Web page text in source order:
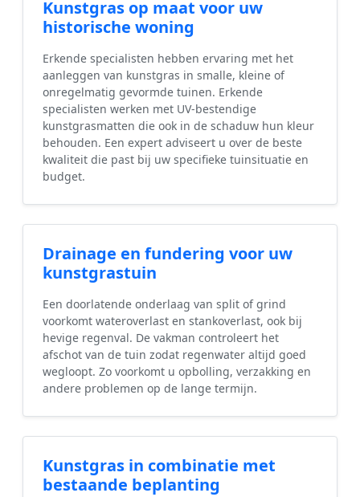
Kunstgras op maat voor uw
historische woning
Erkende specialisten hebben ervaring met het
aanleggen van kunstgras in smalle, kleine of
onregelmatig gevormde tuinen. Erkende
specialisten werken met UV-bestendige
kunstgrasmatten die ook in de schaduw hun kleur
behouden. Een expert adviseert u over de beste
kwaliteit die past bij uw specifieke tuinsituatie en
budget.
Drainage en fundering voor uw
kunstgrastuin
Een doorlatende onderlaag van split of grind
voorkomt wateroverlast en stankoverlast, ook bij
hevige regenval. De vakman controleert het
afschot van de tuin zodat regenwater altijd goed
wegloopt. Zo voorkomt u opbolling, verzakking en
andere problemen op de lange termijn.
Kunstgras in combinatie met
bestaande beplanting